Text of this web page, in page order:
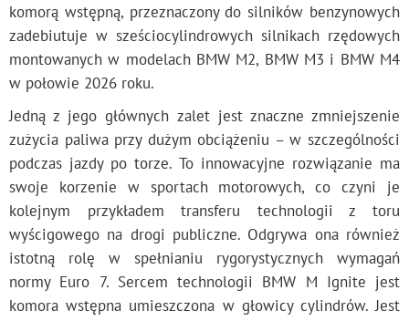
komorą wstępną, przeznaczony do silników benzynowych
zadebiutuje w sześciocylindrowych silnikach rzędowych
montowanych w modelach BMW M2, BMW M3 i BMW M4
w połowie 2026 roku.
Jedną z jego głównych zalet jest znaczne zmniejszenie
zużycia paliwa przy dużym obciążeniu – w szczególności
podczas jazdy po torze. To innowacyjne rozwiązanie ma
swoje korzenie w sportach motorowych, co czyni je
kolejnym przykładem transferu technologii z toru
wyścigowego na drogi publiczne. Odgrywa ona również
istotną rolę w spełnianiu rygorystycznych wymagań
normy Euro 7. Sercem technologii BMW M Ignite jest
komora wstępna umieszczona w głowicy cylindrów. Jest